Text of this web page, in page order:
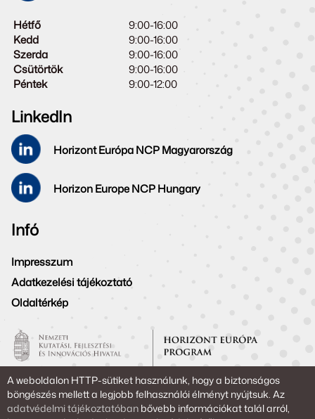
Hétfő
9:00-16:00
Kedd
9:00-16:00
Szerda
9:00-16:00
Csütörtök
9:00-16:00
Péntek
9:00-12:00
LinkedIn
Horizont Európa NCP Magyarország
Horizon Europe NCP Hungary
Infó
Impresszum
Adatkezelési tájékoztató
Oldaltérkép
Copyright © 2026. Powered by NKFIH
A weboldalon HTTP-sütiket használunk, hogy a biztonságos
böngészés mellett a legjobb felhasználói élményt nyújtsuk. Az
adatvédelmi tájékoztatóban bővebb információkat talál arról,